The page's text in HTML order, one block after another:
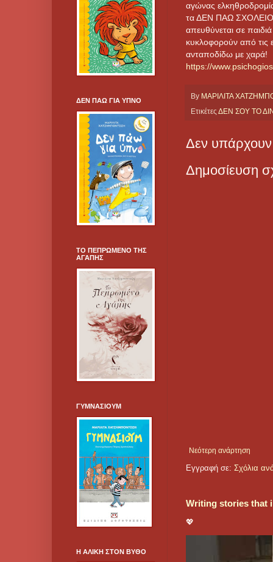
αγώνας
τα ΔΕΝ ΠΑΩ
απευθύνεται σε
κυκλοφορούν από τις
ανταποδίδω με χαρά!
https://
By ΜΑΡΙΛΙΤΑ
Ετικέτες ΔΕΝ ΣΟΥ ΤΟ
Δεν υπάρχουν
Δημοσίευση
Νεότερη ανάρτηση
Εγγραφή σε: Σχόλια
Writing stories that
💖
ΔΕΝ ΠΑΩ ΓΙΑ ΥΠΝΟ
ΤΟ ΠΕΠΡΩΜΕΝΟ ΤΗΣ
ΑΓΑΠΗΣ
ΓΥΜΝΑΣΙΟΥΜ
Η ΑΛΙΚΗ ΣΤΟΝ ΒΥΘΟ